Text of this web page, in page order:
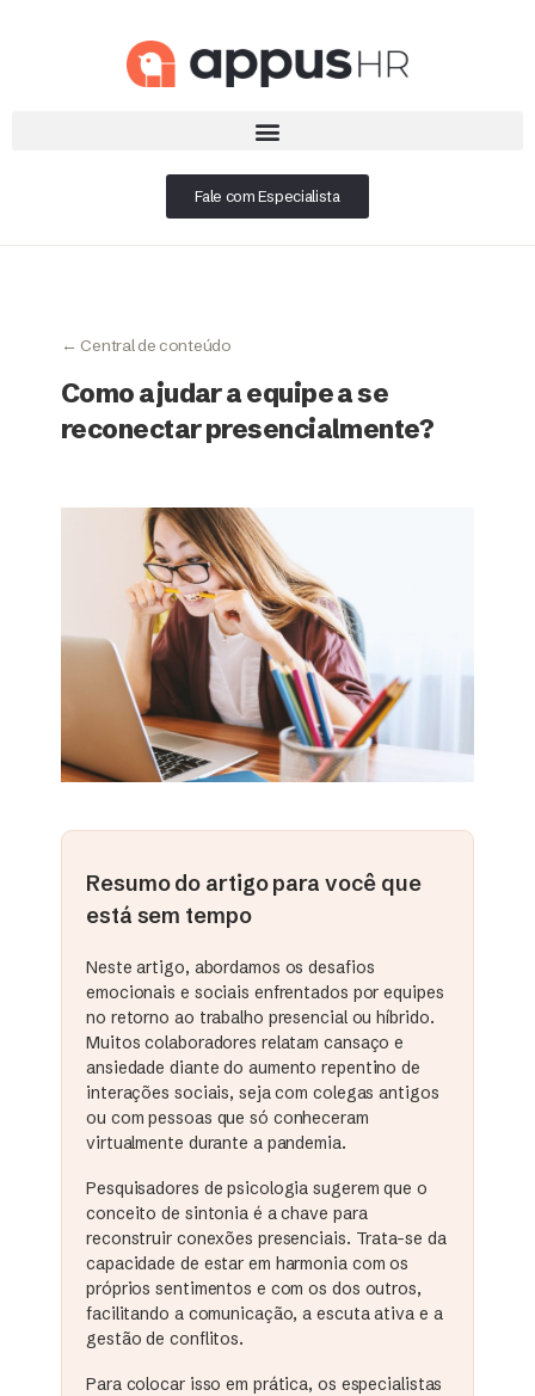
Fale com Especialista
← Central de conteúdo
Como ajudar a equipe a se
reconectar presencialmente?
Resumo do artigo para você que
está sem tempo
Neste artigo, abordamos os desafios
emocionais e sociais enfrentados por equipes
no retorno ao trabalho presencial ou híbrido.
Muitos colaboradores relatam cansaço e
ansiedade diante do aumento repentino de
interações sociais, seja com colegas antigos
ou com pessoas que só conheceram
virtualmente durante a pandemia.
Pesquisadores de psicologia sugerem que o
conceito de sintonia é a chave para
reconstruir conexões presenciais. Trata-se da
capacidade de estar em harmonia com os
próprios sentimentos e com os dos outros,
facilitando a comunicação, a escuta ativa e a
gestão de conflitos.
Para colocar isso em prática, os especialistas